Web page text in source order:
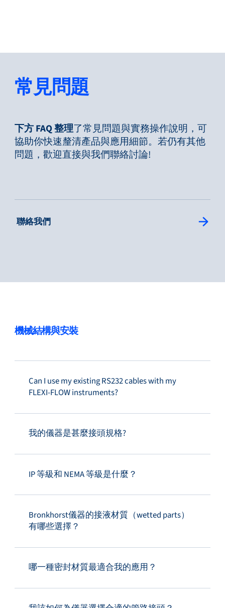
搜尋... ZH
應用領域
聯絡我們
常見問題
下方 FAQ 整理了常見問題與實務操作說明，可
協助你快速釐清產品與應用細節。若仍有其他
問題，歡迎直接與我們聯絡討論!
聯絡我們: Single Column Link Button
機械結構與安裝
Can I use my existing RS232 cables with my
FLEXI-FLOW instruments?
我的儀器是甚麼接頭規格?
IP 等級和 NEMA 等級是什麼？
Bronkhorst儀器的接液材質（wetted parts）
有哪些選擇？
哪一種密封材質最適合我的應用？